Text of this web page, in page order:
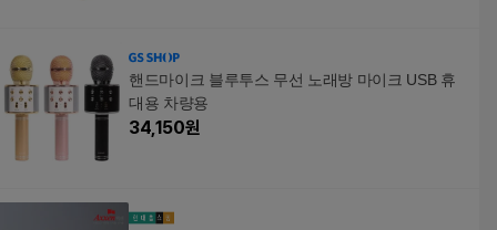
핸드마이크 블루투스 무선 노래방 마이크 USB 휴
대용 차량용
34,150원